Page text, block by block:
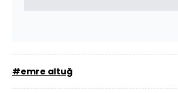
#emre altuğ